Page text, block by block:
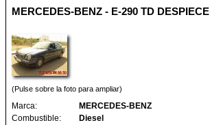
MERCEDES-BENZ - E-290 TD DESPIECE
(Pulse sobre la foto para ampliar)
Marca:
MERCEDES-BENZ
Combustible:
Diesel